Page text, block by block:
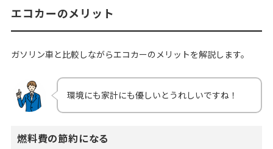
エコカーのメリット
ガソリン車と比較しながらエコカーのメリットを解説します。
環境にも家計にも優しいとうれしいですね！
燃料費の節約になる